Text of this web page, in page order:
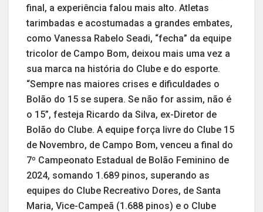
final, a experiência falou mais alto. Atletas
tarimbadas e acostumadas a grandes embates,
como Vanessa Rabelo Seadi, “fecha” da equipe
tricolor de Campo Bom, deixou mais uma vez a
sua marca na história do Clube e do esporte.
“Sempre nas maiores crises e dificuldades o
Bolão do 15 se supera. Se não for assim, não é
o 15”, festeja Ricardo da Silva, ex-Diretor de
Bolão do Clube. A equipe força livre do Clube 15
de Novembro, de Campo Bom, venceu a final do
7º Campeonato Estadual de Bolão Feminino de
2024, somando 1.689 pinos, superando as
equipes do Clube Recreativo Dores, de Santa
Maria, Vice-Campeã (1.688 pinos) e o Clube